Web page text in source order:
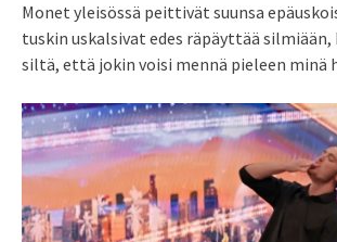
Monet yleisössä peittivät suunsa
tuskin uskalsivat edes räpäyttää
siltä, että jokin voisi mennä pieleen minä